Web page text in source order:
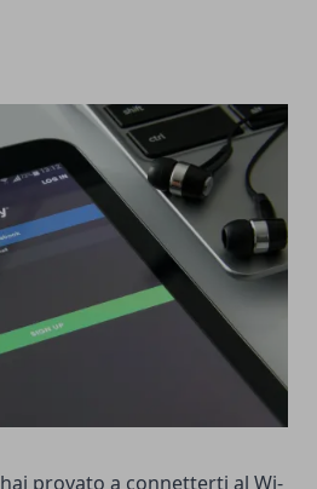
provato a connetterti al Wi-